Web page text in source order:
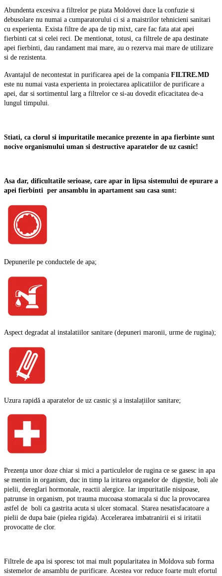
Abundenta excesiva a filtrelor pe piata Moldovei duce la confuzie si
debusolare nu numai a cumparatorului ci si a maistrilor tehnicieni sanitari
cu experienta. Exista filtre de apa de tip mixt, care fac fata atat apei
fierbinti cat si celei reci. De mentionat, totusi, ca filtrele de apa destinate
apei fierbinti, dau randament mai mare, au o rezerva mai mare de utilizare
si de rezistenta.
Avantajul de necontestat in purificarea apei de la compania FILTRE.MD
este nu numai vasta experienta in proiectarea aplicatiilor de purificare a
apei, dar si sortimentul larg a filtrelor ce si-au dovedit eficacitatea de-a
lungul timpului.
Stiati, ca clorul si impuritatile mecanice prezente in apa fierbinte sunt
nocive organismului uman si destructive aparatelor de uz casnic!
Asa dar, dificultatile serioase, care apar in lipsa sistemului de epurare a
apei fierbinti per ansamblu in apartament sau casa sunt:
Depunerile pe conductele de apa;
Aspect degradat al instalatiilor sanitare (depuneri maronii, urme de rugina);
Uzura rapidă a aparatelor de uz casnic și a instalațiilor sanitare;
Prezența unor doze chiar si mici a particulelor de rugina ce se gasesc in apa
se mentin in organism, duc in timp la iritarea organelor de digestie, boli ale
pielii, dereglari hormonale, reactii alergice. Iar impuritatile nisipoase,
patrunse in organism, pot trauma mucoasa stomacala si duc la provocarea
astfel de boli ca gastrita acuta si ulcer stomacal. Starea nesatisfacatoare a
pielii de dupa baie (pielea rigida). Accelerarea imbatranirii ei si iritatii
provocatte de clor.
Filtrele de apa isi sporesc tot mai mult popularitatea in Moldova sub forma
sistemelor de ansamblu de purificare. Acestea vor reduce foarte mult efortul